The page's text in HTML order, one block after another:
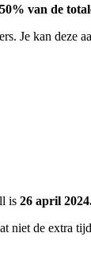
van de
Je kan deze
is 26 april
de extra